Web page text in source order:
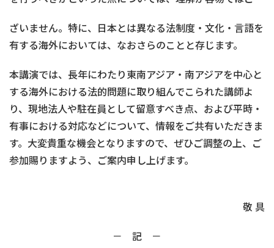
ざいません。特に、日本とは異なる法制度・文化・言語を
有する海外においては、なおさらのことと存じます。
本講演では、長年にわたり東南アジア・南アジアを中心と
する海外における法的問題に取り組んでこられた講師よ
り、現地法人や駐在員として留意すべき点、および平時・
有事における対応などについて、情報をご共有いただきま
す。大変貴重な機会となりますので、ぜひご調整の上、ご
参加賜りますよう、ご案内申し上げます。
敬 具
－ 記 －